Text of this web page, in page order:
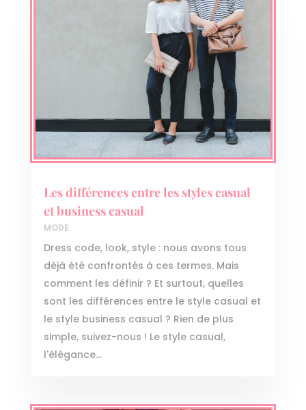
Les différences entre les styles casual
et business casual
MODE
Dress code, look, style : nous avons tous
déjà été confrontés à ces termes. Mais
comment les définir ? Et surtout, quelles
sont les différences entre le style casual et
le style business casual ? Rien de plus
simple, suivez-nous ! Le style casual,
l'élégance...